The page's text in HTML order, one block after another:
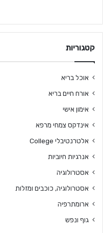
קטגוריות
אוכל בריא
אורח חיים בריא
אימון אישי
אינדקס צמחי מרפא
אלטרנטיבלי College
אנרגיות חיוביות
אסטרולוגיה
אסטרולוגיה, כוכבים ומזלות
ארומתרפיה
גוף ונפש